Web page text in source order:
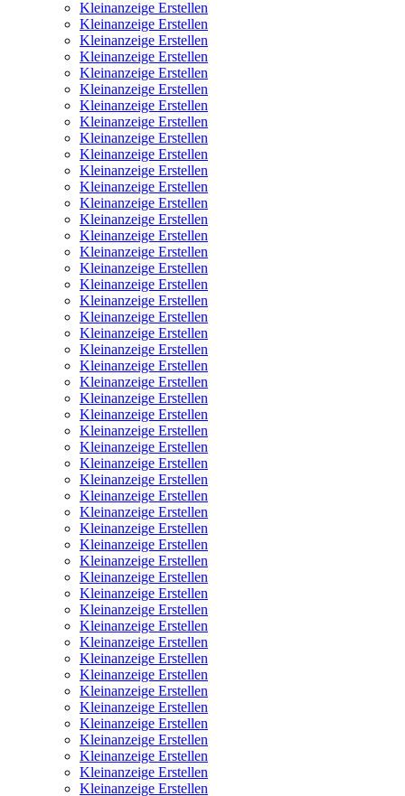
Kleinanzeige Erstellen
Kleinanzeige Erstellen
Kleinanzeige Erstellen
Kleinanzeige Erstellen
Kleinanzeige Erstellen
Kleinanzeige Erstellen
Kleinanzeige Erstellen
Kleinanzeige Erstellen
Kleinanzeige Erstellen
Kleinanzeige Erstellen
Kleinanzeige Erstellen
Kleinanzeige Erstellen
Kleinanzeige Erstellen
Kleinanzeige Erstellen
Kleinanzeige Erstellen
Kleinanzeige Erstellen
Kleinanzeige Erstellen
Kleinanzeige Erstellen
Kleinanzeige Erstellen
Kleinanzeige Erstellen
Kleinanzeige Erstellen
Kleinanzeige Erstellen
Kleinanzeige Erstellen
Kleinanzeige Erstellen
Kleinanzeige Erstellen
Kleinanzeige Erstellen
Kleinanzeige Erstellen
Kleinanzeige Erstellen
Kleinanzeige Erstellen
Kleinanzeige Erstellen
Kleinanzeige Erstellen
Kleinanzeige Erstellen
Kleinanzeige Erstellen
Kleinanzeige Erstellen
Kleinanzeige Erstellen
Kleinanzeige Erstellen
Kleinanzeige Erstellen
Kleinanzeige Erstellen
Kleinanzeige Erstellen
Kleinanzeige Erstellen
Kleinanzeige Erstellen
Kleinanzeige Erstellen
Kleinanzeige Erstellen
Kleinanzeige Erstellen
Kleinanzeige Erstellen
Kleinanzeige Erstellen
Kleinanzeige Erstellen
Kleinanzeige Erstellen
Kleinanzeige Erstellen